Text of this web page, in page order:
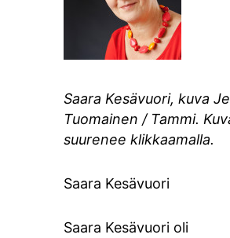
Saara Kesävuori, kuva
Tuomainen / Tammi.
suurenee klikkaamalla.
Saara Kesävuori
Saara Kesävuori oli